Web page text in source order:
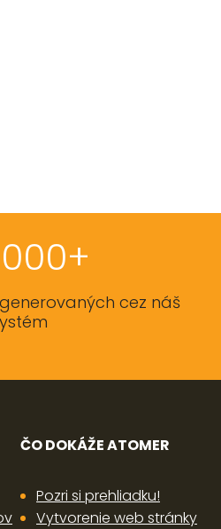
cez náš
ČO DOKÁŽE ATOMER
Pozri si prehliadku!
Vytvorenie web stránky